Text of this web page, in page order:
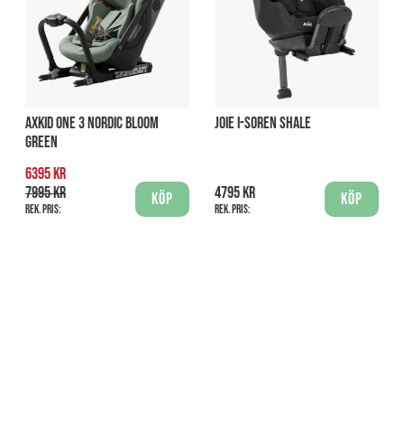
AXKID ONE 3 NORDIC BLOOM
GREEN
6395 kr
7995 kr
Rek. pris:
Köp
JOIE I-SOREN SHALE
4795 kr
Rek. pris:
Köp